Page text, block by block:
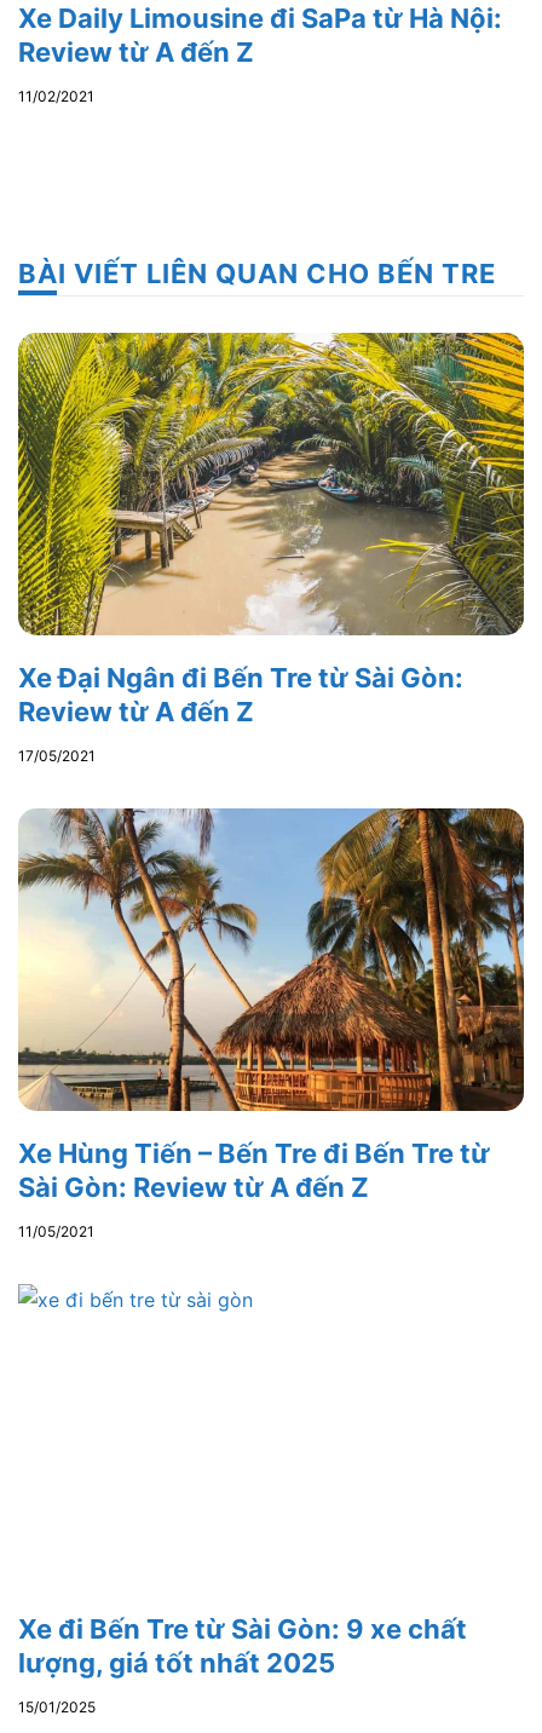
Xe Daily Limousine đi SaPa từ Hà Nội:
Review từ A đến Z
11/02/2021
BÀI VIẾT LIÊN QUAN CHO BẾN TRE
Xe Đại Ngân đi Bến Tre từ Sài Gòn:
Review từ A đến Z
17/05/2021
Xe Hùng Tiến – Bến Tre đi Bến Tre từ
Sài Gòn: Review từ A đến Z
11/05/2021
Xe đi Bến Tre từ Sài Gòn: 9 xe chất
lượng, giá tốt nhất 2025
15/01/2025